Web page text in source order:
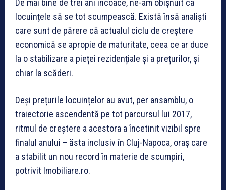
De mai bine de trei ani încoace, ne-am obișnuit ca
locuințele să se tot scumpească. Există însă analiști
care sunt de părere că actualul ciclu de creștere
economică se apropie de maturitate, ceea ce ar duce
la o stabilizare a pieței rezidențiale și a prețurilor, și
chiar la scăderi.
Deși prețurile locuințelor au avut, per ansamblu, o
traiectorie ascendentă pe tot parcursul lui 2017,
ritmul de creștere a acestora a încetinit vizibil spre
finalul anului – ăsta inclusiv în Cluj-Napoca, oraș care
a stabilit un nou record în materie de scumpiri,
potrivit Imobiliare.ro.